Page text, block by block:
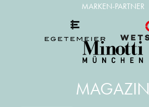
MAGAZIN